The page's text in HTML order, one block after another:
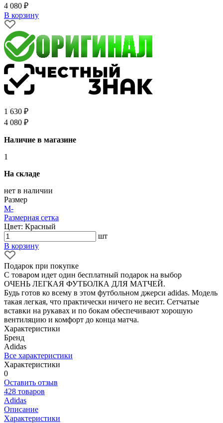
4 080 ₽
В корзину
1 630 ₽
4 080 ₽
Наличие в магазине
1
На складе
нет в наличии
Размер
M-
Размерная сетка
Цвет: Красный
шт
В корзину
Подарок при покупке
С товаром идет один бесплатный подарок на выбор
ОЧЕНЬ ЛЕГКАЯ ФУТБОЛКА ДЛЯ МАТЧЕЙ.
Будь готов ко всему в этом футбольном джерси adidas. Модель
такая легкая, что практически ничего не весит. Сетчатые
вставки на рукавах и по бокам обеспечивают хорошую
вентиляцию и комфорт до конца матча.
Характеристики
Бренд
Adidas
Все характеристики
Характеристики
0
Оставить отзыв
428 товаров
Adidas
Описание
Характеристики